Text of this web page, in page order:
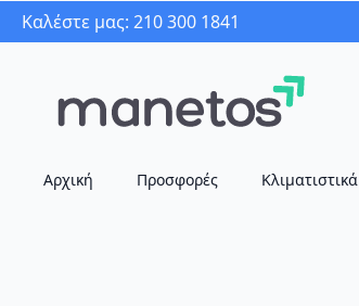
Καλέστε μας: 210 300 1841
Αρχική Προσφορές Κλιματιστικά